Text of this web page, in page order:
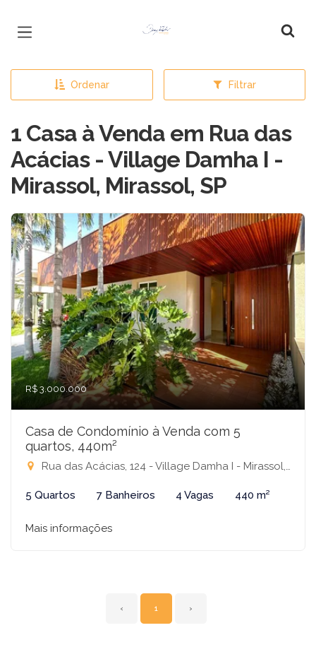
Página inicial
Ordenar Filtrar
1 Casa à Venda em Rua das
Acácias - Village Damha I -
Mirassol, Mirassol, SP
R$ 3.000.000
Casa de Condomínio à Venda com 5
quartos, 440m²
Rua das Acácias, 124 - Village Damha I - Mirassol, Mirassol-SP
5 Quartos 7 Banheiros 4 Vagas 440 m²
Mais informações
‹ 1 ›